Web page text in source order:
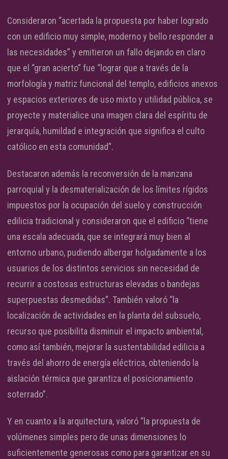
Consideraron “acertada la propuesta por haber logrado
con un edificio muy simple, moderno y bello responder a
las necesidades” y emitieron un fallo dejando en claro
que el “gran acierto” fue “lograr que a través de la
morfología y matriz funcional del templo, edificios anexos
y espacios exteriores de uso mixto y utilidad pública, se
proyecte y materialice una imagen clara del espíritu de
jerarquía, humildad e integración que significa el culto
católico en esta comunidad”.
Destacaron además la reconversión de la manzana
parroquial y la desmaterialización de los límites rígidos
impuestos por la ocupación del suelo y construcción
edilicia tradicional y consideraron que el edificio “tiene
una escala adecuada, que se integrará muy bien al
entorno urbano, pudiendo albergar holgadamente a los
usuarios de los distintos servicios sin necesidad de
recurrir a costosas estructuras elevadas o bandejas
superpuestas desmedidas”. También valoró “la
localización de actividades en la planta del subsuelo,
recurso que posibilita disminuir el impacto ambiental,
como así también, mejorar la sustentabilidad edilicia a
través del ahorro de energía eléctrica, obteniendo la
aislación térmica que garantiza el posicionamiento
soterrado”.
Y en cuanto a la arquitectura, valoró “la propuesta de
volúmenes simples pero de unas dimensiones lo
suficientemente generosas como para garantizar en su